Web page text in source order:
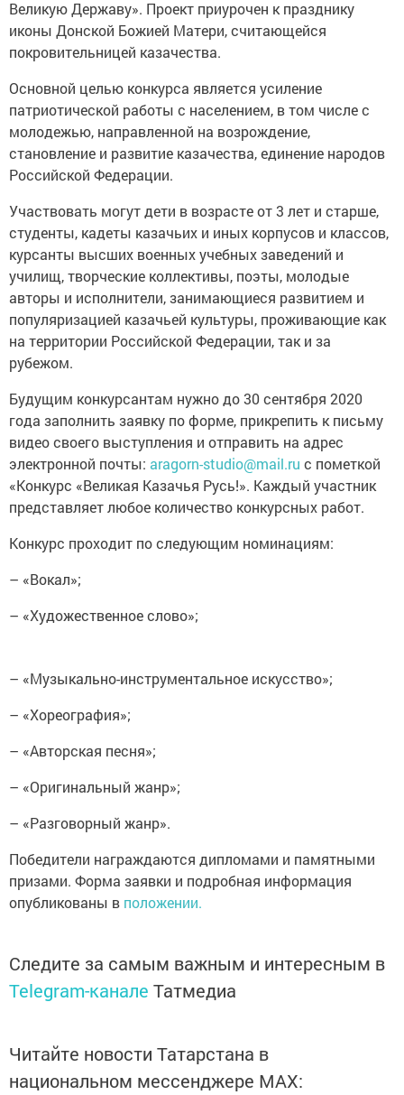
Великую Державу». Проект приурочен к празднику
иконы Донской Божией Матери, считающейся
покровительницей казачества.
Основной целью конкурса является усиление
патриотической работы с населением, в том числе с
молодежью, направленной на возрождение,
становление и развитие казачества, единение народов
Российской Федерации.
Участвовать могут дети в возрасте от 3 лет и старше,
студенты, кадеты казачьих и иных корпусов и классов,
курсанты высших военных учебных заведений и
училищ, творческие коллективы, поэты, молодые
авторы и исполнители, занимающиеся развитием и
популяризацией казачьей культуры, проживающие как
на территории Российской Федерации, так и за
рубежом.
Будущим конкурсантам нужно до 30 сентября 2020
года заполнить заявку по форме, прикрепить к письму
видео своего выступления и отправить на адрес
электронной почты: aragorn-studio@mail.ru с пометкой
«Конкурс «Великая Казачья Русь!». Каждый участник
представляет любое количество конкурсных работ.
Конкурс проходит по следующим номинациям:
– «Вокал»;
– «Художественное слово»;
– «Музыкально-инструментальное искусство»;
– «Хореография»;
– «Авторская песня»;
– «Оригинальный жанр»;
– «Разговорный жанр».
Победители награждаются дипломами и памятными
призами. Форма заявки и подробная информация
опубликованы в положении.
Следите за самым важным и интересным в
Telegram-канале Татмедиа
Читайте новости Татарстана в
национальном мессенджере MАХ: